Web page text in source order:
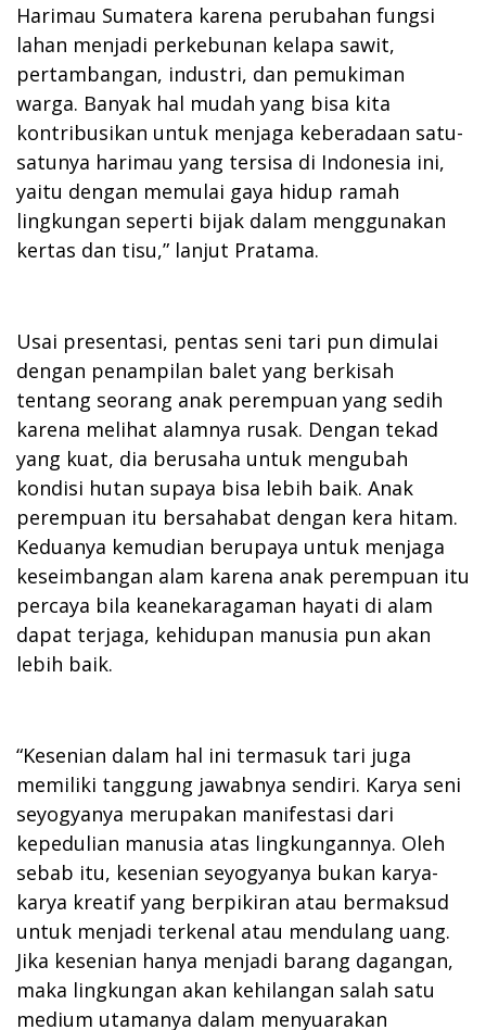
Harimau Sumatera karena perubahan fungsi
lahan menjadi perkebunan kelapa sawit,
pertambangan, industri, dan pemukiman
warga. Banyak hal mudah yang bisa kita
kontribusikan untuk menjaga keberadaan satu-
satunya harimau yang tersisa di Indonesia ini,
yaitu dengan memulai gaya hidup ramah
lingkungan seperti bijak dalam menggunakan
kertas dan tisu,” lanjut Pratama.
Usai presentasi, pentas seni tari pun dimulai
dengan penampilan balet yang berkisah
tentang seorang anak perempuan yang sedih
karena melihat alamnya rusak. Dengan tekad
yang kuat, dia berusaha untuk mengubah
kondisi hutan supaya bisa lebih baik. Anak
perempuan itu bersahabat dengan kera hitam.
Keduanya kemudian berupaya untuk menjaga
keseimbangan alam karena anak perempuan itu
percaya bila keanekaragaman hayati di alam
dapat terjaga, kehidupan manusia pun akan
lebih baik.
“Kesenian dalam hal ini termasuk tari juga
memiliki tanggung jawabnya sendiri. Karya seni
seyogyanya merupakan manifestasi dari
kepedulian manusia atas lingkungannya. Oleh
sebab itu, kesenian seyogyanya bukan karya-
karya kreatif yang berpikiran atau bermaksud
untuk menjadi terkenal atau mendulang uang.
Jika kesenian hanya menjadi barang dagangan,
maka lingkungan akan kehilangan salah satu
medium utamanya dalam menyuarakan